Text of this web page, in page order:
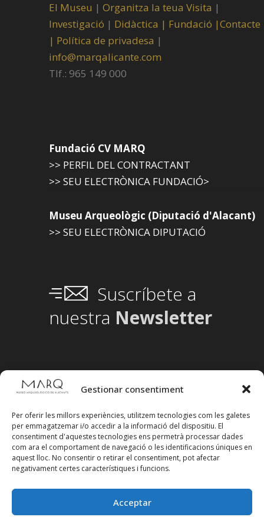
Gestionar consentiment
Per oferir les millors experiències, utilitzem tecnologies com les galetes
per emmagatzemar i/o accedir a la informació del dispositiu. El
consentiment d'aquestes tecnologies ens permetrà processar dades
com ara el comportament de navegació o les identificacions úniques en
aquest lloc. No consentir o retirar el consentiment, pot afectar
negativament certes característiques i funcions.
Acceptar
El Museu | Organitza la teua Visita |
Investigació | Didàctica | Fundació |Contacte
| Política de privadesa |
info@marqalicante.com
Tlf.: 965 149 000
Fundació CV MARQ
>> PERFIL DEL CONTRACTANT
>> SEU ELECTRÒNICA FUNDACIÓ>
Museu Arqueològic (Diputació d'Alacant)
>> SEU ELECTRÒNICA DIPUTACIÓ
Suscríbete a
nuestra Newsletter